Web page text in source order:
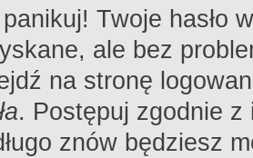
Twoje hasło
ale bez
na stronę
. Postępuj zgodnie
znów będziesz